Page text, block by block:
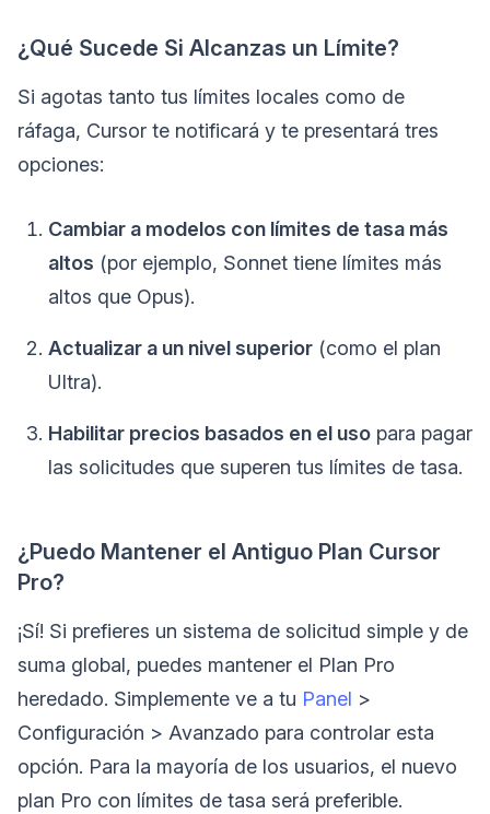
¿Qué Sucede Si Alcanzas un Límite?
Si agotas tanto tus límites locales como de
ráfaga, Cursor te notificará y te presentará tres
opciones:
Cambiar a modelos con límites de tasa más
altos (por ejemplo, Sonnet tiene límites más
altos que Opus).
Actualizar a un nivel superior (como el plan
Ultra).
Habilitar precios basados en el uso para pagar
las solicitudes que superen tus límites de tasa.
¿Puedo Mantener el Antiguo Plan Cursor
Pro?
¡Sí! Si prefieres un sistema de solicitud simple y de
suma global, puedes mantener el Plan Pro
heredado. Simplemente ve a tu Panel >
Configuración > Avanzado para controlar esta
opción. Para la mayoría de los usuarios, el nuevo
plan Pro con límites de tasa será preferible.